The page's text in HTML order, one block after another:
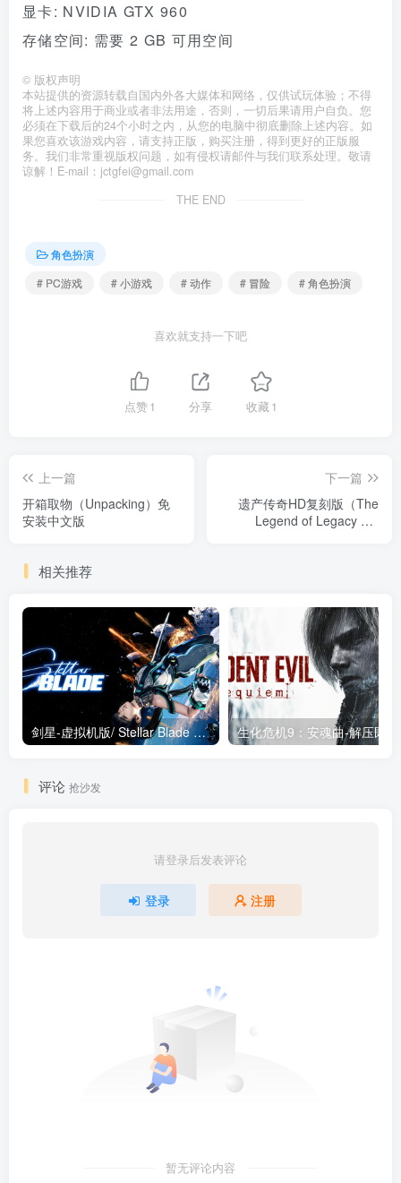
显卡: NVIDIA GTX 960
存储空间: 需要 2 GB 可用空间
© 版权声明
本站提供的资源转载自国内外各大媒体和网络，仅供试玩体验；不得
将上述内容用于商业或者非法用途，否则，一切后果请用户自负。您
必须在下载后的24个小时之内，从您的电脑中彻底删除上述内容。如
果您喜欢该游戏内容，请支持正版，购买注册，得到更好的正版服
务。我们非常重视版权问题，如有侵权请邮件与我们联系处理。敬请
谅解！E-mail：jctgfei@gmail.com
THE END
角色扮演
# PC游戏
# 小游戏 # 动作 # 冒险 # 角色扮演
喜欢就支持一下吧
点赞1 分享 收藏1
上一篇
开箱取物（Unpacking）免
安装中文版
下一篇
遗产传奇HD复刻版（The
Legend of Legacy HD
相关推荐
剑星-虚拟机版/ Stellar Blade v1.4.1|Build.19963153 终极版新补丁 送修改器 免安装中文版
评论 抢沙发
请登录后发表评论
登录 注册
暂无评论内容